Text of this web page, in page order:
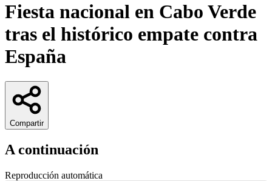
Fiesta nacional en Cabo Verde
tras el histórico empate contra
España
Compartir
A continuación
Reproducción automática